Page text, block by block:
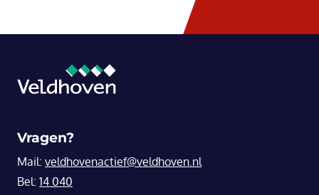
Vragen?
Mail: veldhovenactief@veldhoven.nl
Bel: 14 040